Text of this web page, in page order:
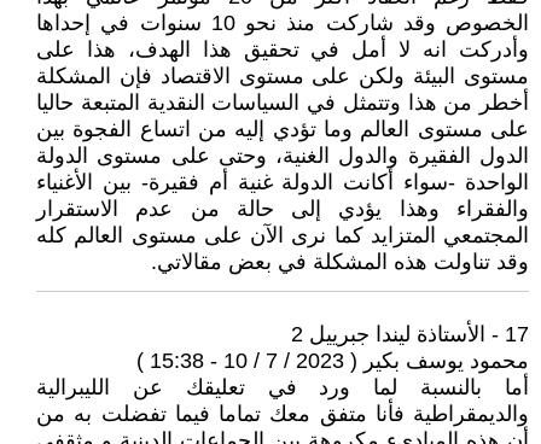
الخصوص وقد شاركت منذ نحو 10 سنوات في إحداها
وأدركت انه لا أمل في تحقيق هذا الهدف، هذا على
مستوى البيئة ولكن على مستوى الاقتصاد فإن المشكلة
أخطر من هذا وتتمثل في السياسات النقدية المتبعة حاليا
على مستوى العالم وما تؤدي إليه من اتساع الفجوة بين
الدول الفقيرة ‏والدول الغنية، وحتى على مستوى الدولة
الواحدة -سواء أكانت الدولة غنية أم فقيرة- بين الأغنياء
والفقراء وهذا يؤدي إلى حالة من عدم الاستقرار
المجتمعي المتزايد كما نرى الآن على مستوى العالم كله
وقد تناولت هذه المشكلة في بعض مقالاتي.
17 - الأستاذة ليندا جبرييل 2
محمود يوسف بكير ( 2023 / 7 / 10 - 15:38 )
أما بالنسبة لما ورد في تعليقك عن الليبرالية
والديمقراطية فأنا متفق معك تماما فيما تفضلت به من